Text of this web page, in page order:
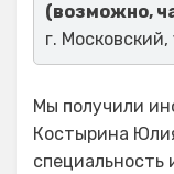
(возможно,
г.
Мы получили
Костырина
специальность